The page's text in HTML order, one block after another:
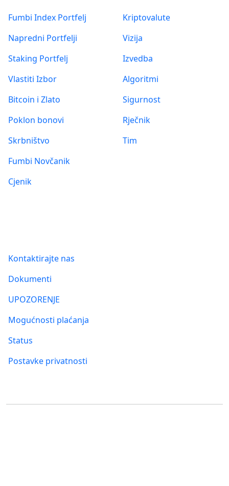
Fumbi Index Portfelj
Napredni Portfelji
Staking Portfelj
Vlastiti Izbor
Bitcoin i Zlato
Poklon bonovi
Skrbništvo
Fumbi Novčanik
Cjenik
Kriptovalute
Vizija
Izvedba
Algoritmi
Sigurnost
Rječnik
Tim
Kontaktirajte nas
Dokumenti
UPOZORENJE
Mogućnosti plaćanja
Status
Postavke privatnosti